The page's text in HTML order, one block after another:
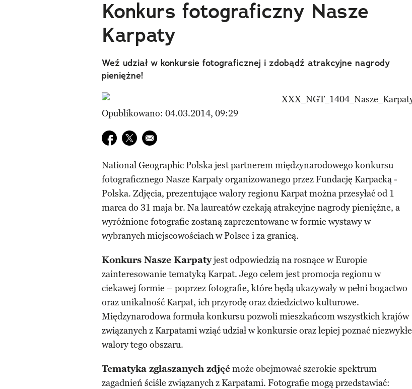
Konkurs fotograficzny Nasze
Karpaty
Weź udział w konkursie fotograficznej i zdobądź atrakcyjne nagrody
pieniężne!
Opublikowano: 04.03.2014, 09:29
Udostępnij na facebook
Udostępnij na twitter
E-mail do przyjaciela
National Geographic Polska jest partnerem międzynarodowego konkursu
fotograficznego Nasze Karpaty organizowanego przez Fundację Karpacką -
Polska. Zdjęcia, prezentujące walory regionu Karpat można przesyłać od 1
marca do 31 maja br. Na laureatów czekają atrakcyjne nagrody pieniężne, a
wyróżnione fotografie zostaną zaprezentowane w formie wystawy w
wybranych miejscowościach w Polsce i za granicą.
Konkurs Nasze Karpatyjest odpowiedzią na rosnące w Europie
zainteresowanie tematyką Karpat. Jego celem jest promocja regionu w
ciekawej formie – poprzez fotografie, które będą ukazywały w pełni bogactwo
oraz unikalność Karpat, ich przyrodę oraz dziedzictwo kulturowe.
Międzynarodowa formuła konkursu pozwoli mieszkańcom wszystkich krajów
związanych z Karpatami wziąć udział w konkursie oraz lepiej poznać niezwykłe
walory tego obszaru.
Tematyka zgłaszanych zdjęćmoże obejmować szerokie spektrum
zagadnień ściśle związanych z Karpatami. Fotografie mogą przedstawiać: